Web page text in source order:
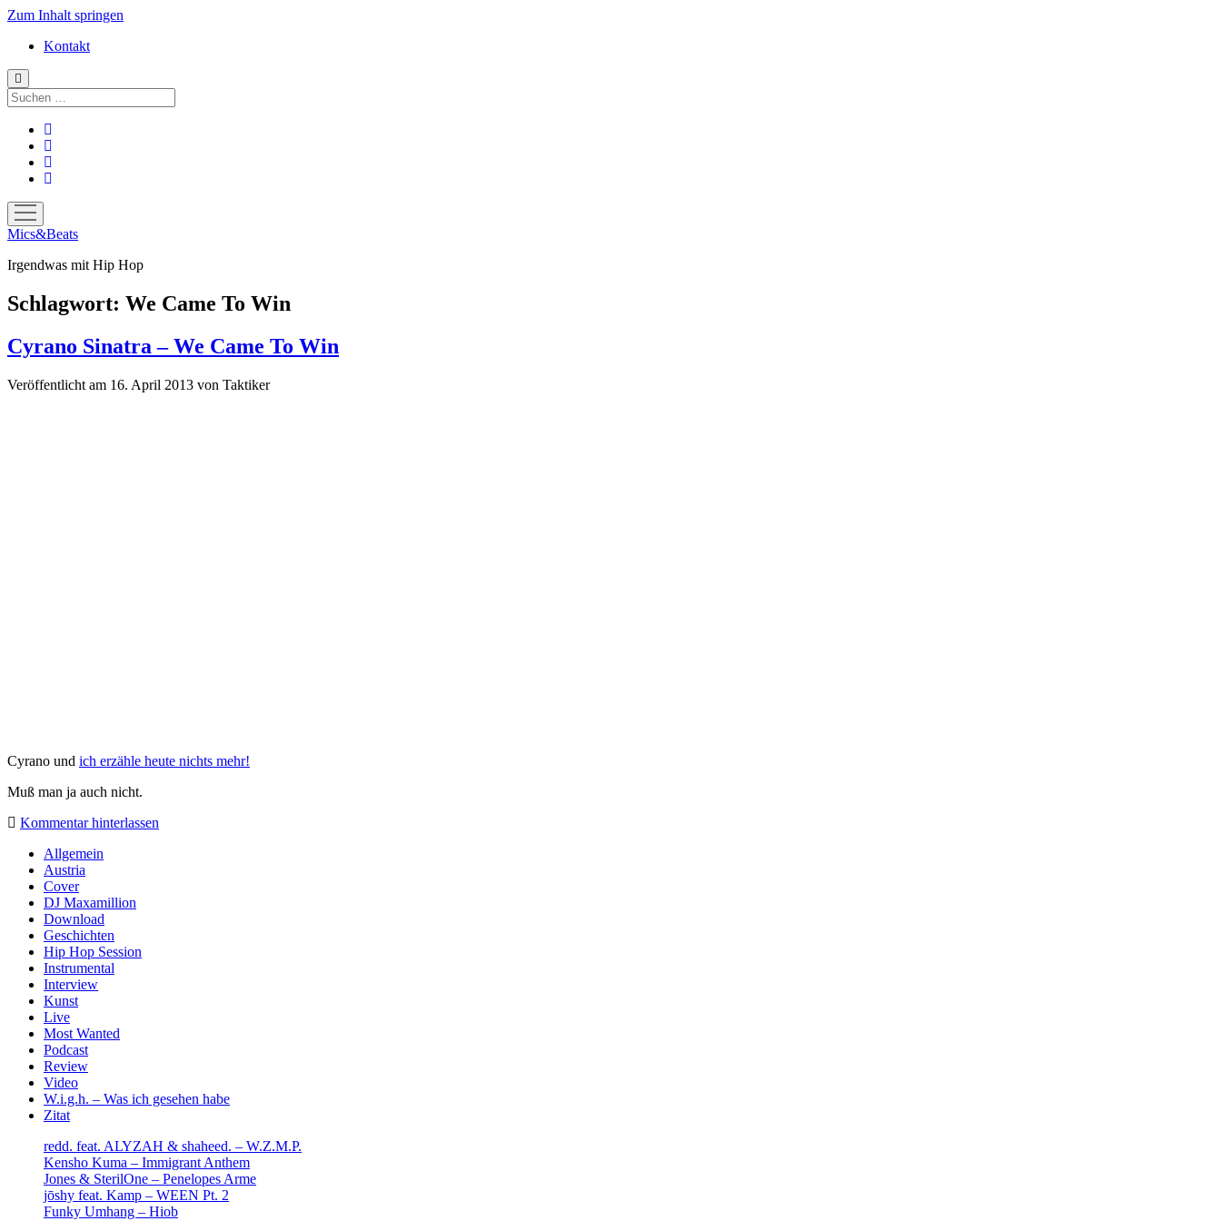
Zum Inhalt springen
Kontakt
Suchen
Menü
öffnen
Mics&Beats
Irgendwas mit Hip Hop
Schlagwort: We Came To Win
Cyrano Sinatra – We Came To Win
Veröffentlicht am 16. April 2013 von Taktiker
Cyrano und ich erzähle heute nichts mehr!
Muß man ja auch nicht.
Kommentar hinterlassen
Sidebar
Allgemein
Austria
Cover
DJ Maxamillion
Download
Geschichten
Hip Hop Session
Instrumental
Interview
Kunst
Live
Most Wanted
Podcast
Review
Video
W.i.g.h. – Was ich gesehen habe
Zitat
redd. feat. ALYZAH & shaheed. – W.Z.M.P.
Kensho Kuma – Immigrant Anthem
Jones & SterilOne – Penelopes Arme
jōshy feat. Kamp – WEEN Pt. 2
Funky Umhang – Hiob